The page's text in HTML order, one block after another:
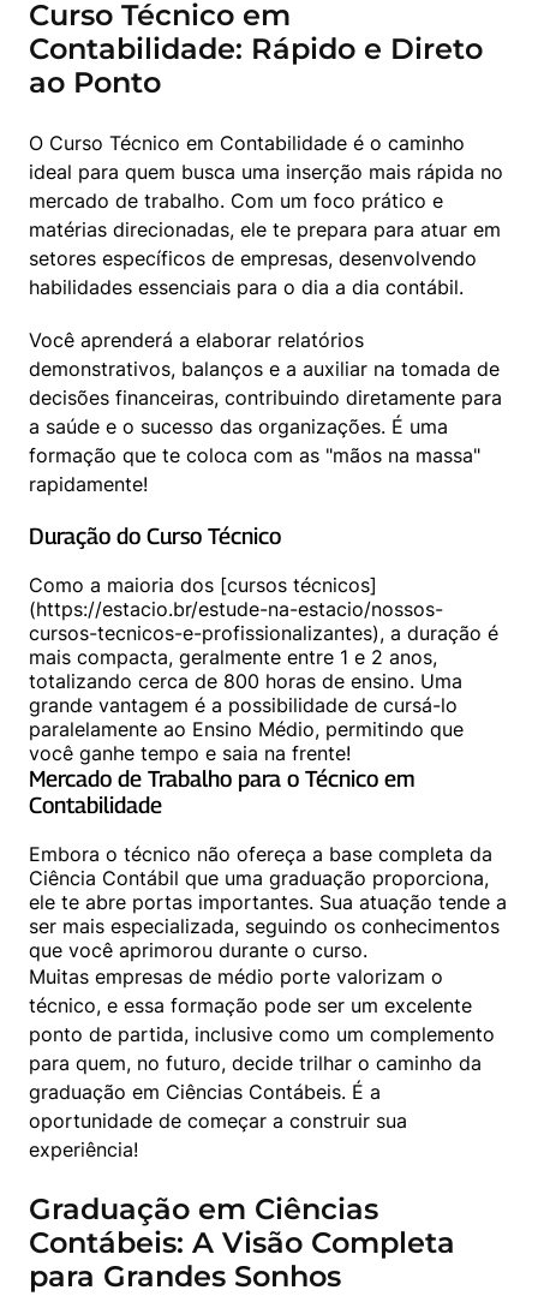
Curso Técnico em
Contabilidade: Rápido e Direto
ao Ponto
O Curso Técnico em Contabilidade é o caminho
ideal para quem busca uma inserção mais rápida no
mercado de trabalho. Com um foco prático e
matérias direcionadas, ele te prepara para atuar em
setores específicos de empresas, desenvolvendo
habilidades essenciais para o dia a dia contábil.
Você aprenderá a elaborar relatórios
demonstrativos, balanços e a auxiliar na tomada de
decisões financeiras, contribuindo diretamente para
a saúde e o sucesso das organizações. É uma
formação que te coloca com as "mãos na massa"
rapidamente!
Duração do Curso Técnico
Como a maioria dos [cursos técnicos]
(https://estacio.br/estude-na-estacio/nossos-
cursos-tecnicos-e-profissionalizantes), a duração é
mais compacta, geralmente entre 1 e 2 anos,
totalizando cerca de 800 horas de ensino. Uma
grande vantagem é a possibilidade de cursá-lo
paralelamente ao Ensino Médio, permitindo que
Mercado de Trabalho para o Técnico em
Contabilidade
Embora o técnico não ofereça a base completa da
Ciência Contábil que uma graduação proporciona,
ele te abre portas importantes. Sua atuação tende a
ser mais especializada, seguindo os conhecimentos
Muitas empresas de médio porte valorizam o
técnico, e essa formação pode ser um excelente
ponto de partida, inclusive como um complemento
para quem, no futuro, decide trilhar o caminho da
graduação em Ciências Contábeis. É a
oportunidade de começar a construir sua
experiência!
Graduação em Ciências
Contábeis: A Visão Completa
para Grandes Sonhos